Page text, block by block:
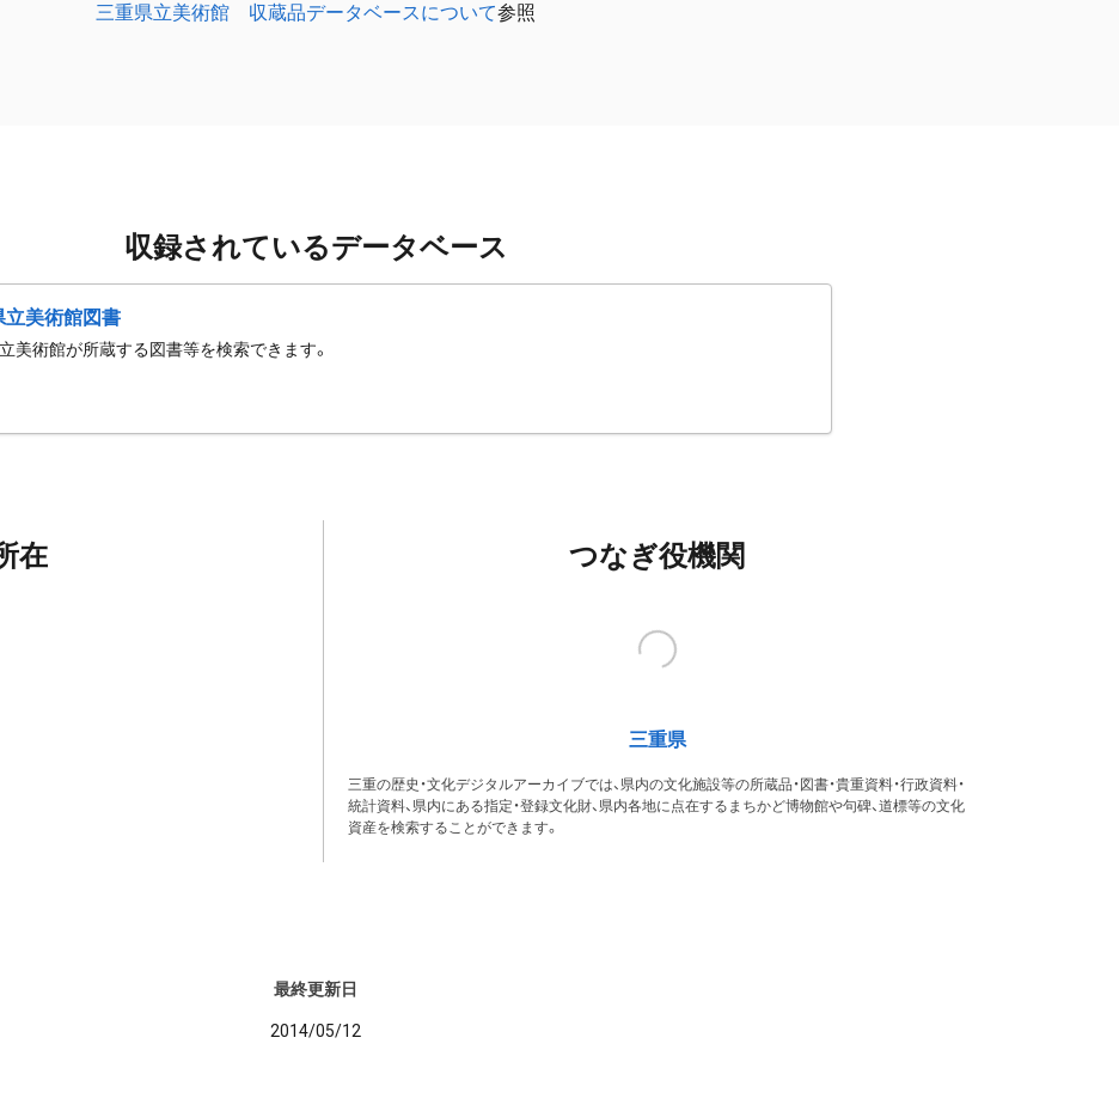
三重県立美術館 収蔵品データベースについて参照
収録されているデータベース
立美術館図書
美術館が所蔵する図書等を検索できます。
在 つなぎ役機関
三重県
三重の歴史・文化デジタルアーカイブでは、県内の文化施設等の所蔵品・図書・貴重資料・行政資料・
統計資料、県内にある指定・登録文化財、県内各地に点在するまちかど博物館や句碑、道標等の文化
資産を検索することができます。
最終更新日
2014/05/12